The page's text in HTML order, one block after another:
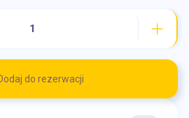
do rezerwacji